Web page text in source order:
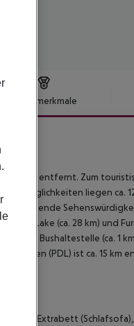
Hotelmerkmale
entfernt. Zum
liegen ca.
Folgende
Lake (ca. 28 km) und
eine Bushaltestelle (ca. 1
(PDL) ist ca. 15 km
Bett, Extrabett